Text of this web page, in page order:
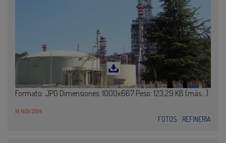
Formato: JPG Dimensiones: 1000x667 Peso: 123,29 KB (más…)
19 NOV 2014
FOTOS REFINERÍA